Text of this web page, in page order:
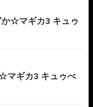
☆マギカ3 キュゥ
マギカ3 キュゥべ